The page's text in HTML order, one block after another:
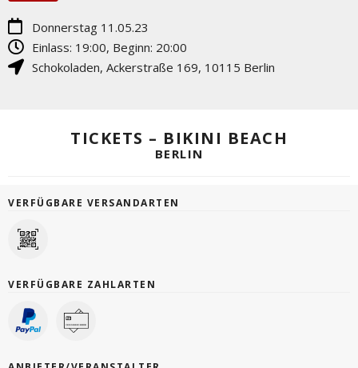
Donnerstag 11.05.23
Einlass: 19:00, Beginn: 20:00
Schokoladen, Ackerstraße 169, 10115 Berlin
TICKETS – BIKINI BEACH
BERLIN
VERFÜGBARE VERSANDARTEN
VERFÜGBARE ZAHLARTEN